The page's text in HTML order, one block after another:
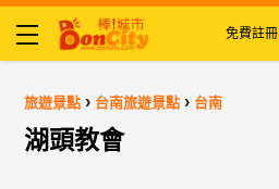
免費註冊
旅遊景點 › 台南旅遊景點 › 台南
湖頭教會